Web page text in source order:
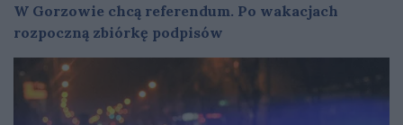
W Gorzowie chcą referendum. Po wakacjach
rozpoczną zbiórkę podpisów